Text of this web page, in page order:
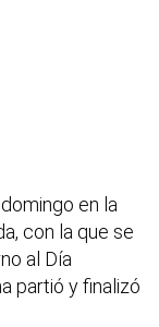
en la
con la que se
al Día
partió y finalizó